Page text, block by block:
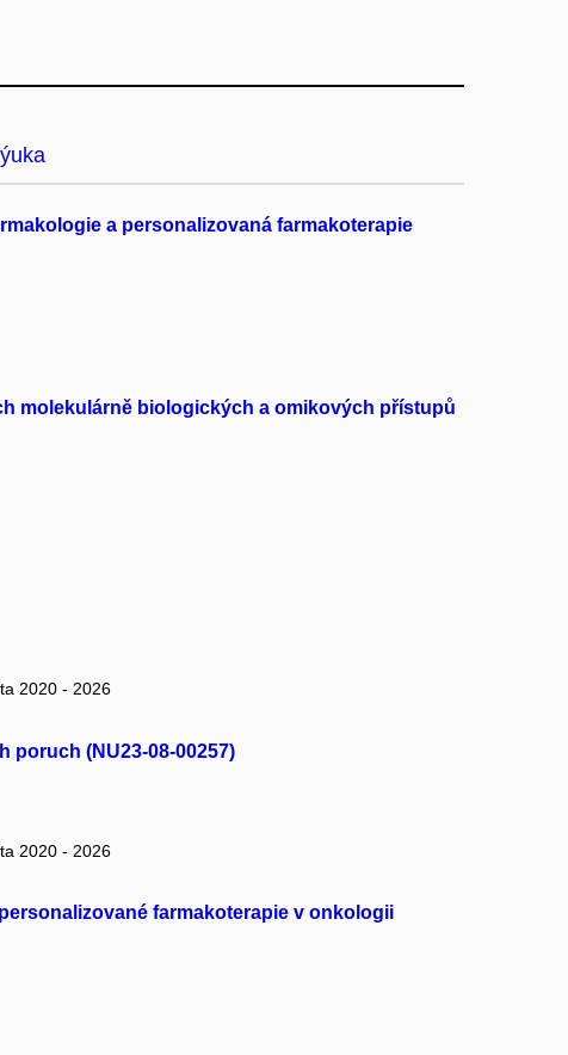
a personalizovaná farmakoterapie
molekulárně biologických a omikových přístupů
2020 - 2026
(NU23-08-00257)
2020 - 2026
farmakoterapie v onkologii